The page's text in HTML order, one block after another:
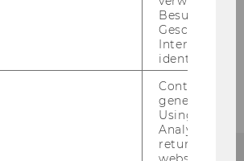
Besucher
Geschlecht
Interessen zu
identifizieren.
Contains a
generated
Using this
Analytics can
returning